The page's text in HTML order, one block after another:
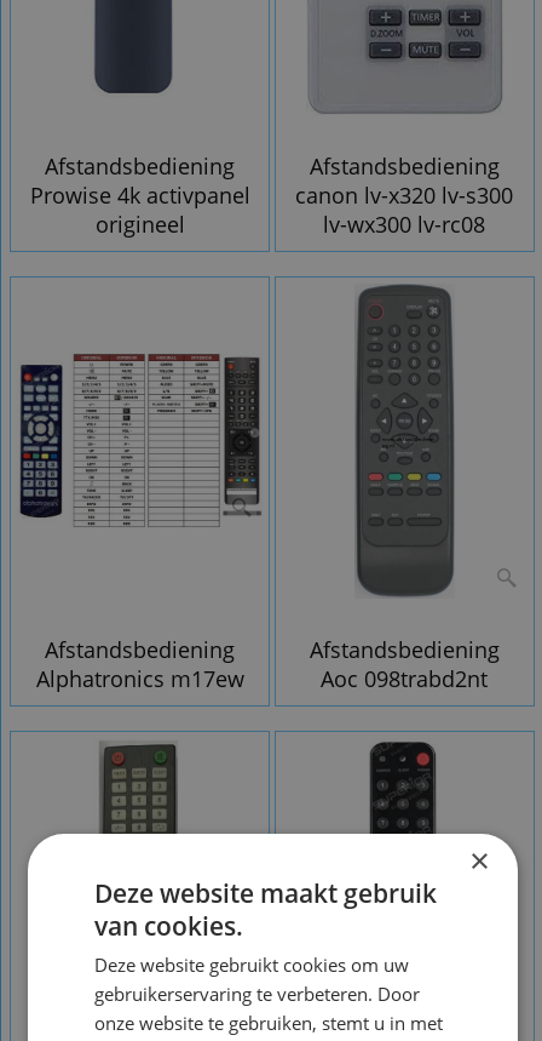
Afstandsbediening
Prowise 4k activpanel
origineel
Afstandsbediening
canon lv-x320 lv-s300
lv-wx300 lv-rc08
Afstandsbediening
Alphatronics m17ew
Afstandsbediening
Aoc 098trabd2nt
×
Deze website maakt gebruik
van cookies.
Deze website gebruikt cookies om uw
gebruikerservaring te verbeteren. Door
onze website te gebruiken, stemt u in met